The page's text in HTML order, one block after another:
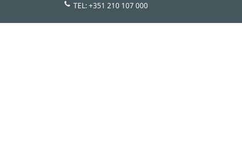
TEL: +351 210 107 000